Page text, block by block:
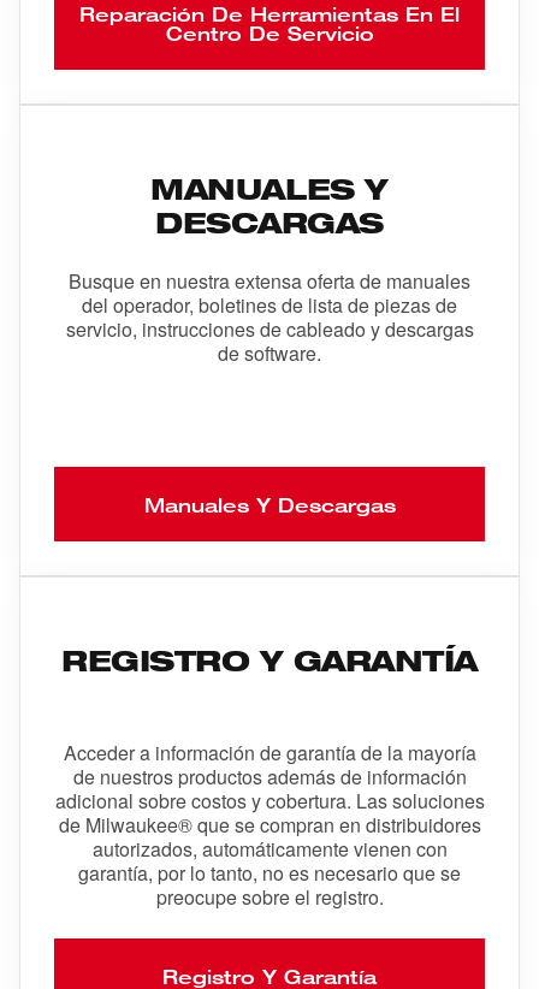
Reparación De Herramientas En El
Centro De Servicio
MANUALES Y
DESCARGAS
Busque en nuestra extensa oferta de manuales
del operador, boletines de lista de piezas de
servicio, instrucciones de cableado y descargas
de software.
Manuales Y Descargas
REGISTRO Y GARANTÍA
Acceder a información de garantía de la mayoría
de nuestros productos además de información
adicional sobre costos y cobertura. Las soluciones
de Milwaukee® que se compran en distribuidores
autorizados, automáticamente vienen con
garantía, por lo tanto, no es necesario que se
preocupe sobre el registro.
Registro Y Garantía